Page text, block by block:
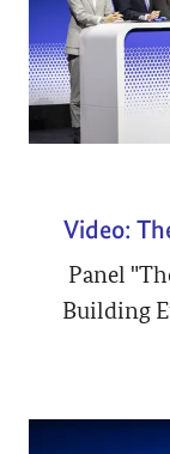
Video:
Panel
Building